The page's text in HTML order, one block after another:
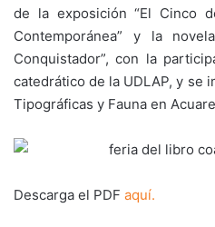
de la exposición “El Cinco
Contemporánea” y la
Conquistador”, con la
catedrático de la UDLAP, y se
Tipográficas y Fauna en
Descarga el PDF aquí.